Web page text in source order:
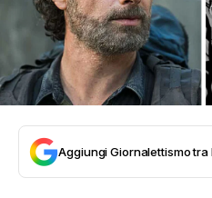
Aggiungi Giornalettismo